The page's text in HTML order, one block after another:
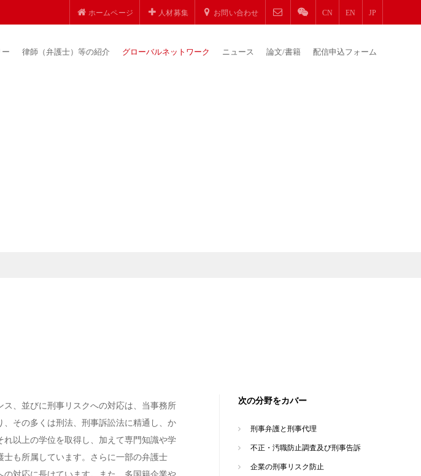
ホームページ 人材募集 お問い合わせ CN EN JP
律師（弁護士）等の紹介 グローバルネットワーク ニュース 論文/書籍 配信申込フォーム
、並びに刑事リスクへの対応は、当事務所
その多くは刑法、刑事訴訟法に精通し、か
以上の学位を取得し、加えて専門知識や学
も所属しています。さらに一部の弁護士
次の分野をカバー
刑事弁護と刑事代理
不正・汚職防止調査及び刑事告訴
企業の刑事リスク防止